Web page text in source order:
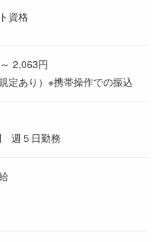
資格
2,063円
定あり）※携帯操作での振込
週５日勤務